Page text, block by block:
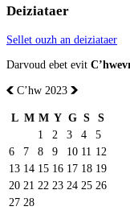
Deiziataer
Sellet ouzh an deiziataer
Darvoud ebet evit
Cʼhw 2023
L M M Y G S
S
1
2 3 4
5
6
7 8 9 10 11 12
13 14 15 16 17 18 19
20 21 22 23 24 25 26
27 28